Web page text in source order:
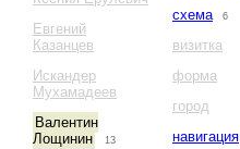
Евгений
Казанцев
Искандер
Мухамадеев
Валентин
Лощинин
13
схема 6
визитка
форма
город
навигация